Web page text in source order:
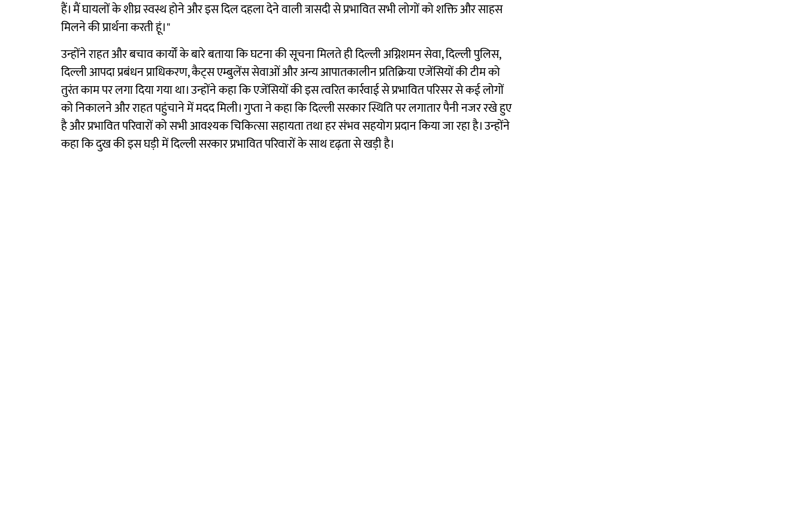
हैं। मैं घायलों के शीघ्र स्वस्थ होने और इस दिल दहला देने वाली त्रासदी से प्रभावित सभी लोगों को शक्ति और साहस
मिलने की प्रार्थना करती हूं।"
उन्होंने राहत और बचाव कार्यों के बारे बताया कि घटना की सूचना मिलते ही दिल्ली अग्निशमन सेवा, दिल्ली पुलिस,
दिल्ली आपदा प्रबंधन प्राधिकरण, कैट्स एम्बुलेंस सेवाओं और अन्य आपातकालीन प्रतिक्रिया एजेंसियों की टीम को
तुरंत काम पर लगा दिया गया था। उन्होंने कहा कि एजेंसियों की इस त्वरित कार्रवाई से प्रभावित परिसर से कई लोगों
को निकालने और राहत पहुंचाने में मदद मिली। गुप्ता ने कहा कि दिल्ली सरकार स्थिति पर लगातार पैनी नजर रखे हुए
है और प्रभावित परिवारों को सभी आवश्यक चिकित्सा सहायता तथा हर संभव सहयोग प्रदान किया जा रहा है। उन्होंने
कहा कि दुख की इस घड़ी में दिल्ली सरकार प्रभावित परिवारों के साथ दृढ़ता से खड़ी है।